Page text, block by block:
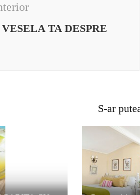
TA DESPRE
S-ar